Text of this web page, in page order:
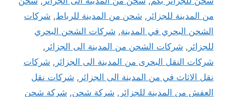
من المدينة للجزائر , شحن من المدينة للرباط, شركات
الشحن البحري في المدينة, شركات الشحن البحري
للجزائر , شركات الشحن من المدينة الى الجزائر ,
شركات النقل البحرى من المدينة الى الجزائر , شركات
نقل الاثاث في من المدينة الى الجزائر , شركات نقل
العفش من المدينة للجزائر , شركة شحن, شركة شحن